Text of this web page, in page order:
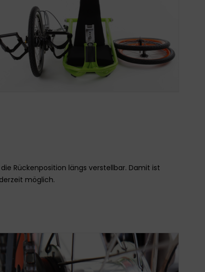
Rückenposition längs verstellbar. Damit ist
möglich.